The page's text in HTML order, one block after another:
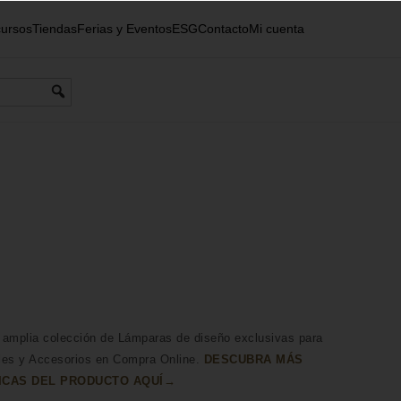
TiendasFerias y EventosESGContactoMi cuenta
colección de Lámparas de diseño exclusivas para
y Accesorios en Compra Online.
DESCUBRA MÁS
DEL PRODUCTO AQUÍ→